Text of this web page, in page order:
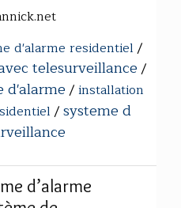
d'alarme residentiel/
telesurveillance/
d'alarme/installation
/systeme d
d’alarme